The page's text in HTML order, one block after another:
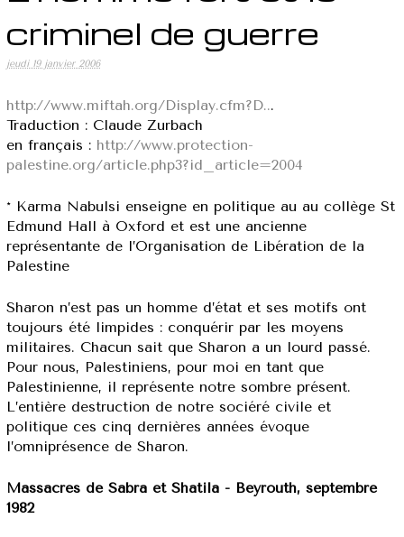
criminel de guerre
jeudi 19 janvier 2006
http://www.miftah.org/Display.cfm?D...
Traduction : Claude Zurbach
en français : http://www.protection-
palestine.org/article.php3?id_article=2004
* Karma Nabulsi enseigne en politique au au collège St
Edmund Hall à Oxford et est une ancienne
représentante de l’Organisation de Libération de la
Palestine
Sharon n’est pas un homme d’état et ses motifs ont
toujours été limpides : conquérir par les moyens
militaires. Chacun sait que Sharon a un lourd passé.
Pour nous, Palestiniens, pour moi en tant que
Palestinienne, il représente notre sombre présent.
L’entière destruction de notre sociéré civile et
politique ces cinq dernières années évoque
l’omniprésence de Sharon.
Massacres de Sabra et Shatila - Beyrouth, septembre
1982